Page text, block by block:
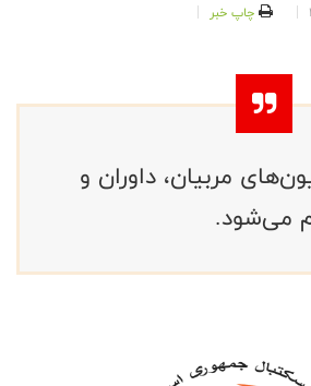
چاپ خبر
مربیان، داوران و
می‌شود.